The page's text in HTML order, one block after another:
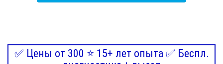
✅ Цены от 300 ⭐ 15+ лет опыта ✅ Беспл.